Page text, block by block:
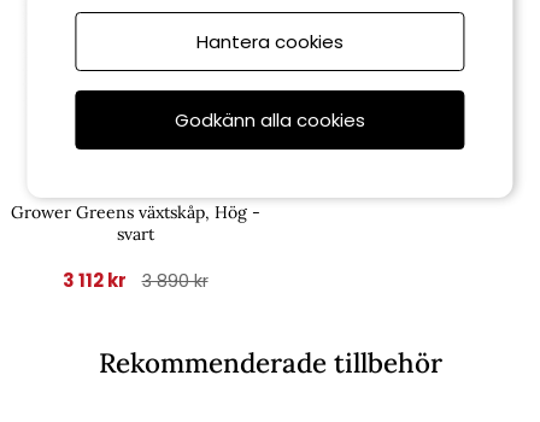
Grower Greens växtskåp, Hög -
svart
3 112 kr 3 890 kr
Rekommenderade tillbehör
Hantera cookies
Godkänn alla cookies